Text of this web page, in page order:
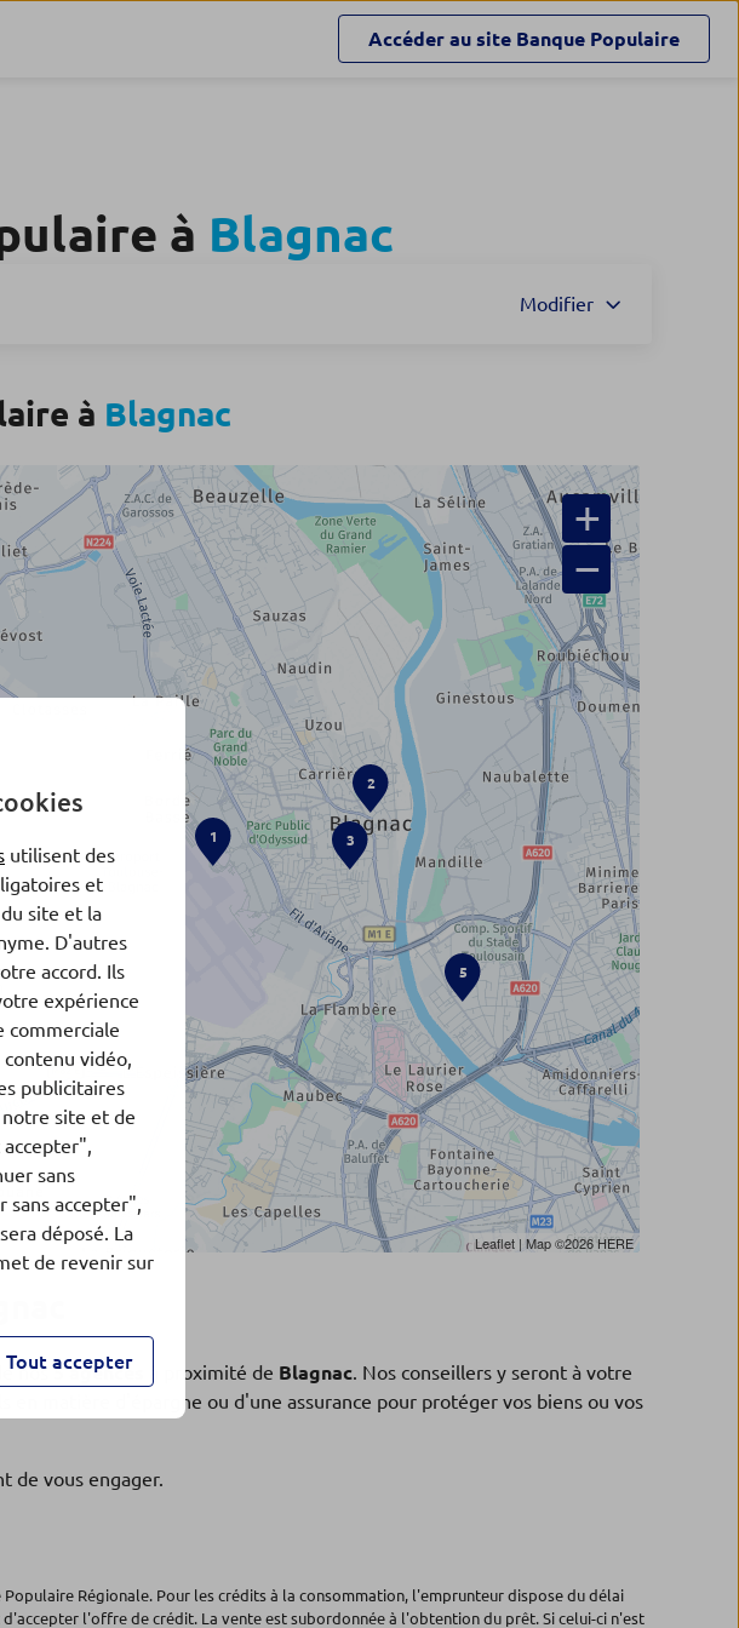
Accéder au site Banque Populaire
à Blagnac
Modifier
à Blagnac
5
1 3
2
+
−
Leaflet | Map ©2026HERE
nos5 agences à proximité de Blagnac. Nos conseillers y seront à votre
matière d'épargne ou d'une assurance pour protéger vos biens ou vos
de vous engager.
Régionale. Pour les crédits à la consommation, l'emprunteur dispose du délai
l'offre de crédit. La vente est subordonnée à l'obtention du prêt. Si celui-ci n'est
utilisent des
et
site et la
D'autres
accord. Ils
expérience
commerciale
vidéo,
publicitaires
site et de
sans
sans accepter",
déposé. La
de revenir sur
Tout accepter